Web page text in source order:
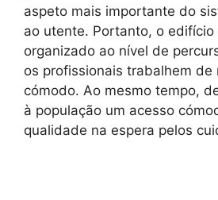
aspeto mais importante do
ao utente. Portanto, o edifício
organizado ao nível de
os profissionais trabalhem de
cómodo. Ao mesmo tempo,
à população um acesso
qualidade na espera pelos